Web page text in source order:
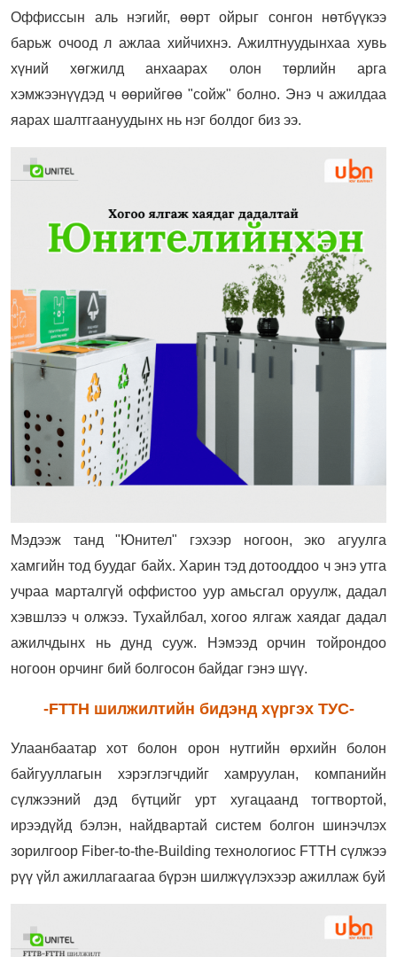
Оффиссын аль нэгийг, өөрт ойрыг сонгон нөтбүүкээ
барьж очоод л ажлаа хийчихнэ. Ажилтнуудынхаа хувь
хүний хөгжилд анхаарах олон төрлийн арга
хэмжээнүүдэд ч өөрийгөө "сойж" болно. Энэ ч ажилдаа
яарах шалтгаануудынх нь нэг болдог биз ээ.
Мэдээж танд "Юнител" гэхээр ногоон, эко агуулга
хамгийн тод буудаг байх. Харин тэд дотооддоо ч энэ утга
учраа марталгүй оффистоо уур амьсгал оруулж, дадал
хэвшлээ ч олжээ. Тухайлбал, хогоо ялгаж хаядаг дадал
ажилчдынх нь дунд сууж. Нэмээд орчин тойрондоо
ногоон орчинг бий болгосон байдаг гэнэ шүү.
-FTTH шилжилтийн бидэнд хүргэх ТУС-
Улаанбаатар хот болон орон нутгийн өрхийн болон
байгууллагын хэрэглэгчдийг хамруулан, компанийн
сүлжээний дэд бүтцийг урт хугацаанд тогтвортой,
ирээдүйд бэлэн, найдвартай систем болгон шинэчлэх
зорилгоор Fiber-to-the-Building технологиос FTTH сүлжээ
рүү үйл ажиллагаагаа бүрэн шилжүүлэхээр ажиллаж буй